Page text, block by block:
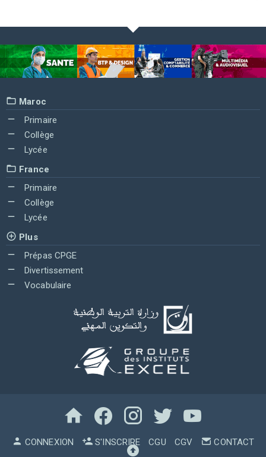
Maroc
Primaire
Collège
Lycée
France
Primaire
Collège
Lycée
Plus
Prépas CPGE
Divertissement
Vocabulaire
CONNEXION S'INSCRIRE CGU CGV CONTACT